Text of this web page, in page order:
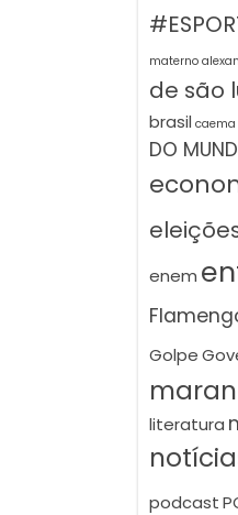
materno
de são
brasil caema
DO
enem
Golpe
literatura
podcast